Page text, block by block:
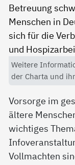
Weitere
der Charta und
Vorsorge im
ältere
wichtiges
Vollmachten